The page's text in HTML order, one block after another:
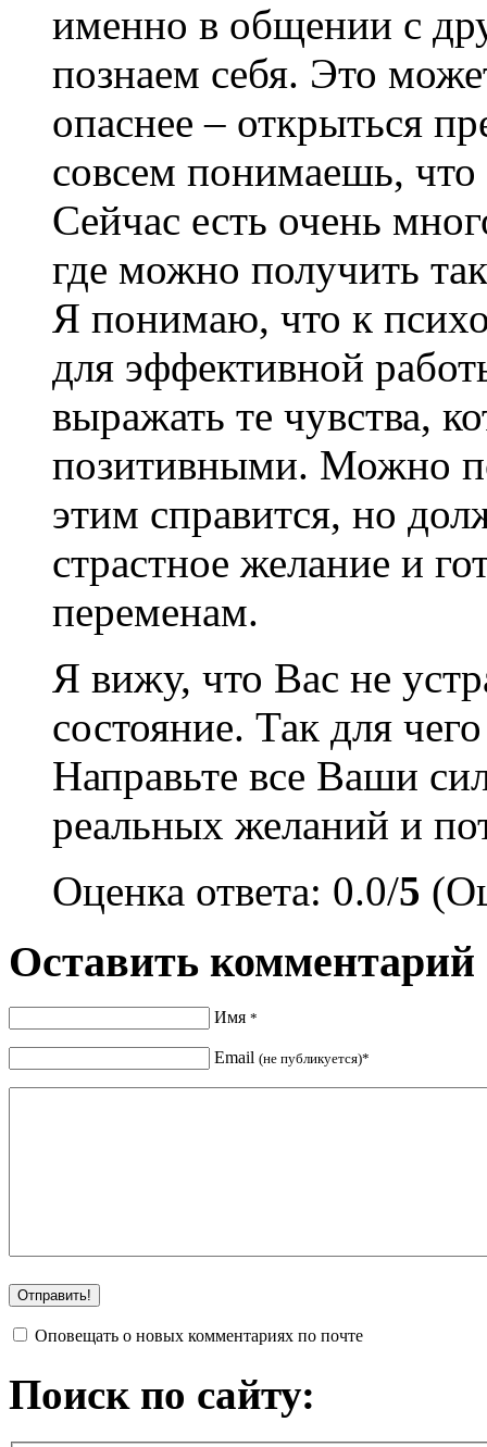
именно в общении с
познаем себя. Это
опаснее – открыться
совсем понимаешь, что
Сейчас есть очень
где можно получить
Я понимаю, что к
для эффективной
выражать те чувства,
позитивными. Можно
этим справится, но
страстное желание и
переменам.
Я вижу, что Вас не
состояние. Так для
Направьте все Ваши
реальных желаний и
Оценка ответа: 0.0/5
Оставить комментарий
Имя *
Email (не публикуется)*
Оповещать о новых комментариях по почте
Поиск по сайту: